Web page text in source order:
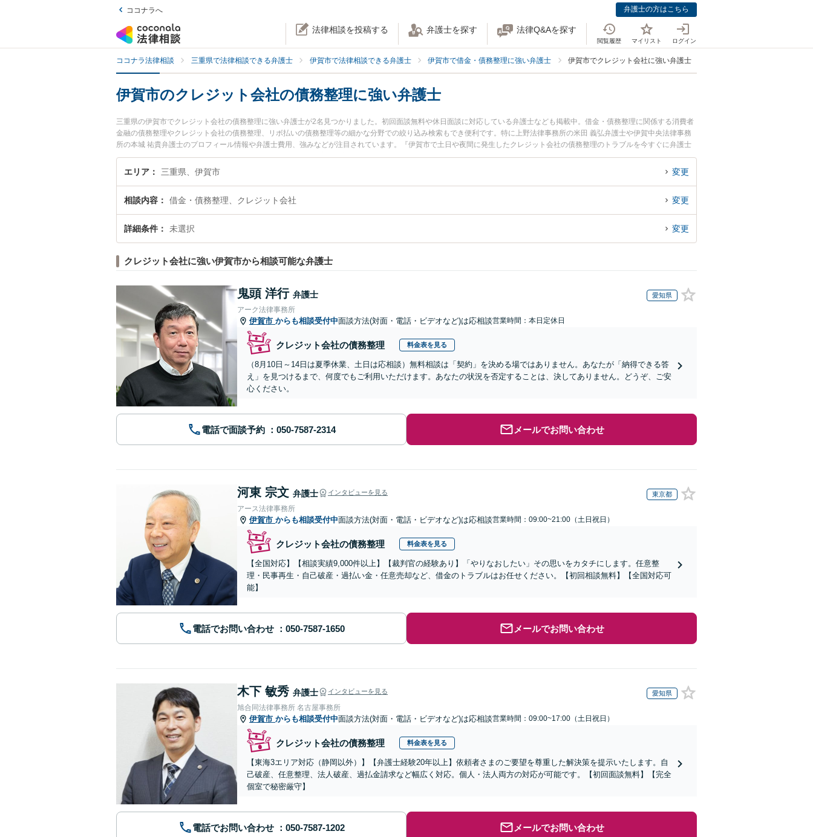
ココナラへ 弁護士の方はこちら
法律相談を投稿する 弁護士を探す 法律Q&Aを探す
閲覧履歴 マイリスト ログイン
ココナラ法律相談 三重県で法律相談できる弁護士 伊賀市で法律相談できる弁護士 伊賀市で借金・債務整理に強い弁護士 伊賀市でクレジット会社に強い弁護士
伊賀市のクレジット会社の債務整理に強い弁護士
三重県の伊賀市でクレジット会社の債務整理に強い弁護士が2名見つかりました。初回面談無料や休日面談に対応している弁護士なども掲載中。借金・債務整理に関係する消費者
金融の債務整理やクレジット会社の債務整理、リボ払いの債務整理等の細かな分野での絞り込み検索もでき便利です。特に上野法律事務所の米田 義弘弁護士や伊賀中央法律事務
所の本城 祐貴弁護士のプロフィール情報や弁護士費用、強みなどが注目されています。『伊賀市で土日や夜間に発生したクレジット会社の債務整理のトラブルを今すぐに弁護士
に相談したい』『クレジット会社の債務整理のトラブル解決の実績豊富な近くの弁護士を検索したい』『初回相談無料でクレジット会社の債務整理を法律相談できる伊賀市内の弁
護士に相談予約したい』などでお困りの相談者さんにおすすめです。
エリア 三重県、伊賀市 変更
相談内容 借金・債務整理、クレジット会社 変更
詳細条件 未選択 変更
クレジット会社に強い伊賀市から相談可能な弁護士
鬼頭 洋行 弁護士 愛知県
アーク法律事務所
伊賀市 からも相談受付中面談方法(対面・電話・ビデオなど)は応相談営業時間：本日定休日
クレジット会社の債務整理 料金表を見る
（8月10日～14日は夏季休業、土日は応相談）無料相談は「契約」を決める場ではありません。あなたが「納得できる答
え」を見つけるまで、何度でもご利用いただけます。あなたの状況を否定することは、決してありません。どうぞ、ご安
心ください。
電話で面談予約 メールでお問い合わせ
河東 宗文 弁護士 インタビューを見る 東京都
アース法律事務所
伊賀市 からも相談受付中面談方法(対面・電話・ビデオなど)は応相談営業時間：09:00~21:00（土日祝日）
クレジット会社の債務整理 料金表を見る
【全国対応】【相談実績9,000件以上】【裁判官の経験あり】「やりなおしたい」その思いをカタチにします。任意整
理・民事再生・自己破産・過払い金・任意売却など、借金のトラブルはお任せください。【初回相談無料】【全国対応可
能】
電話でお問い合わせ メールでお問い合わせ
木下 敏秀 弁護士 インタビューを見る 愛知県
旭合同法律事務所 名古屋事務所
伊賀市 からも相談受付中面談方法(対面・電話・ビデオなど)は応相談営業時間：09:00~17:00（土日祝日）
クレジット会社の債務整理 料金表を見る
【東海3エリア対応（静岡以外）】【弁護士経験20年以上】依頼者さまのご要望を尊重した解決策を提示いたします。自
己破産、任意整理、法人破産、過払金請求など幅広く対応。個人・法人両方の対応が可能です。【初回面談無料】【完全
個室で秘密厳守】
電話でお問い合わせ メールでお問い合わせ